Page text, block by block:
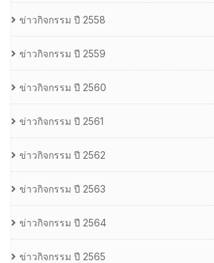
ข่าวกิจกรรม ปี 2558
ข่าวกิจกรรม ปี 2559
ข่าวกิจกรรม ปี 2560
ข่าวกิจกรรม ปี 2561
ข่าวกิจกรรม ปี 2562
ข่าวกิจกรรม ปี 2563
ข่าวกิจกรรม ปี 2564
ข่าวกิจกรรม ปี 2565